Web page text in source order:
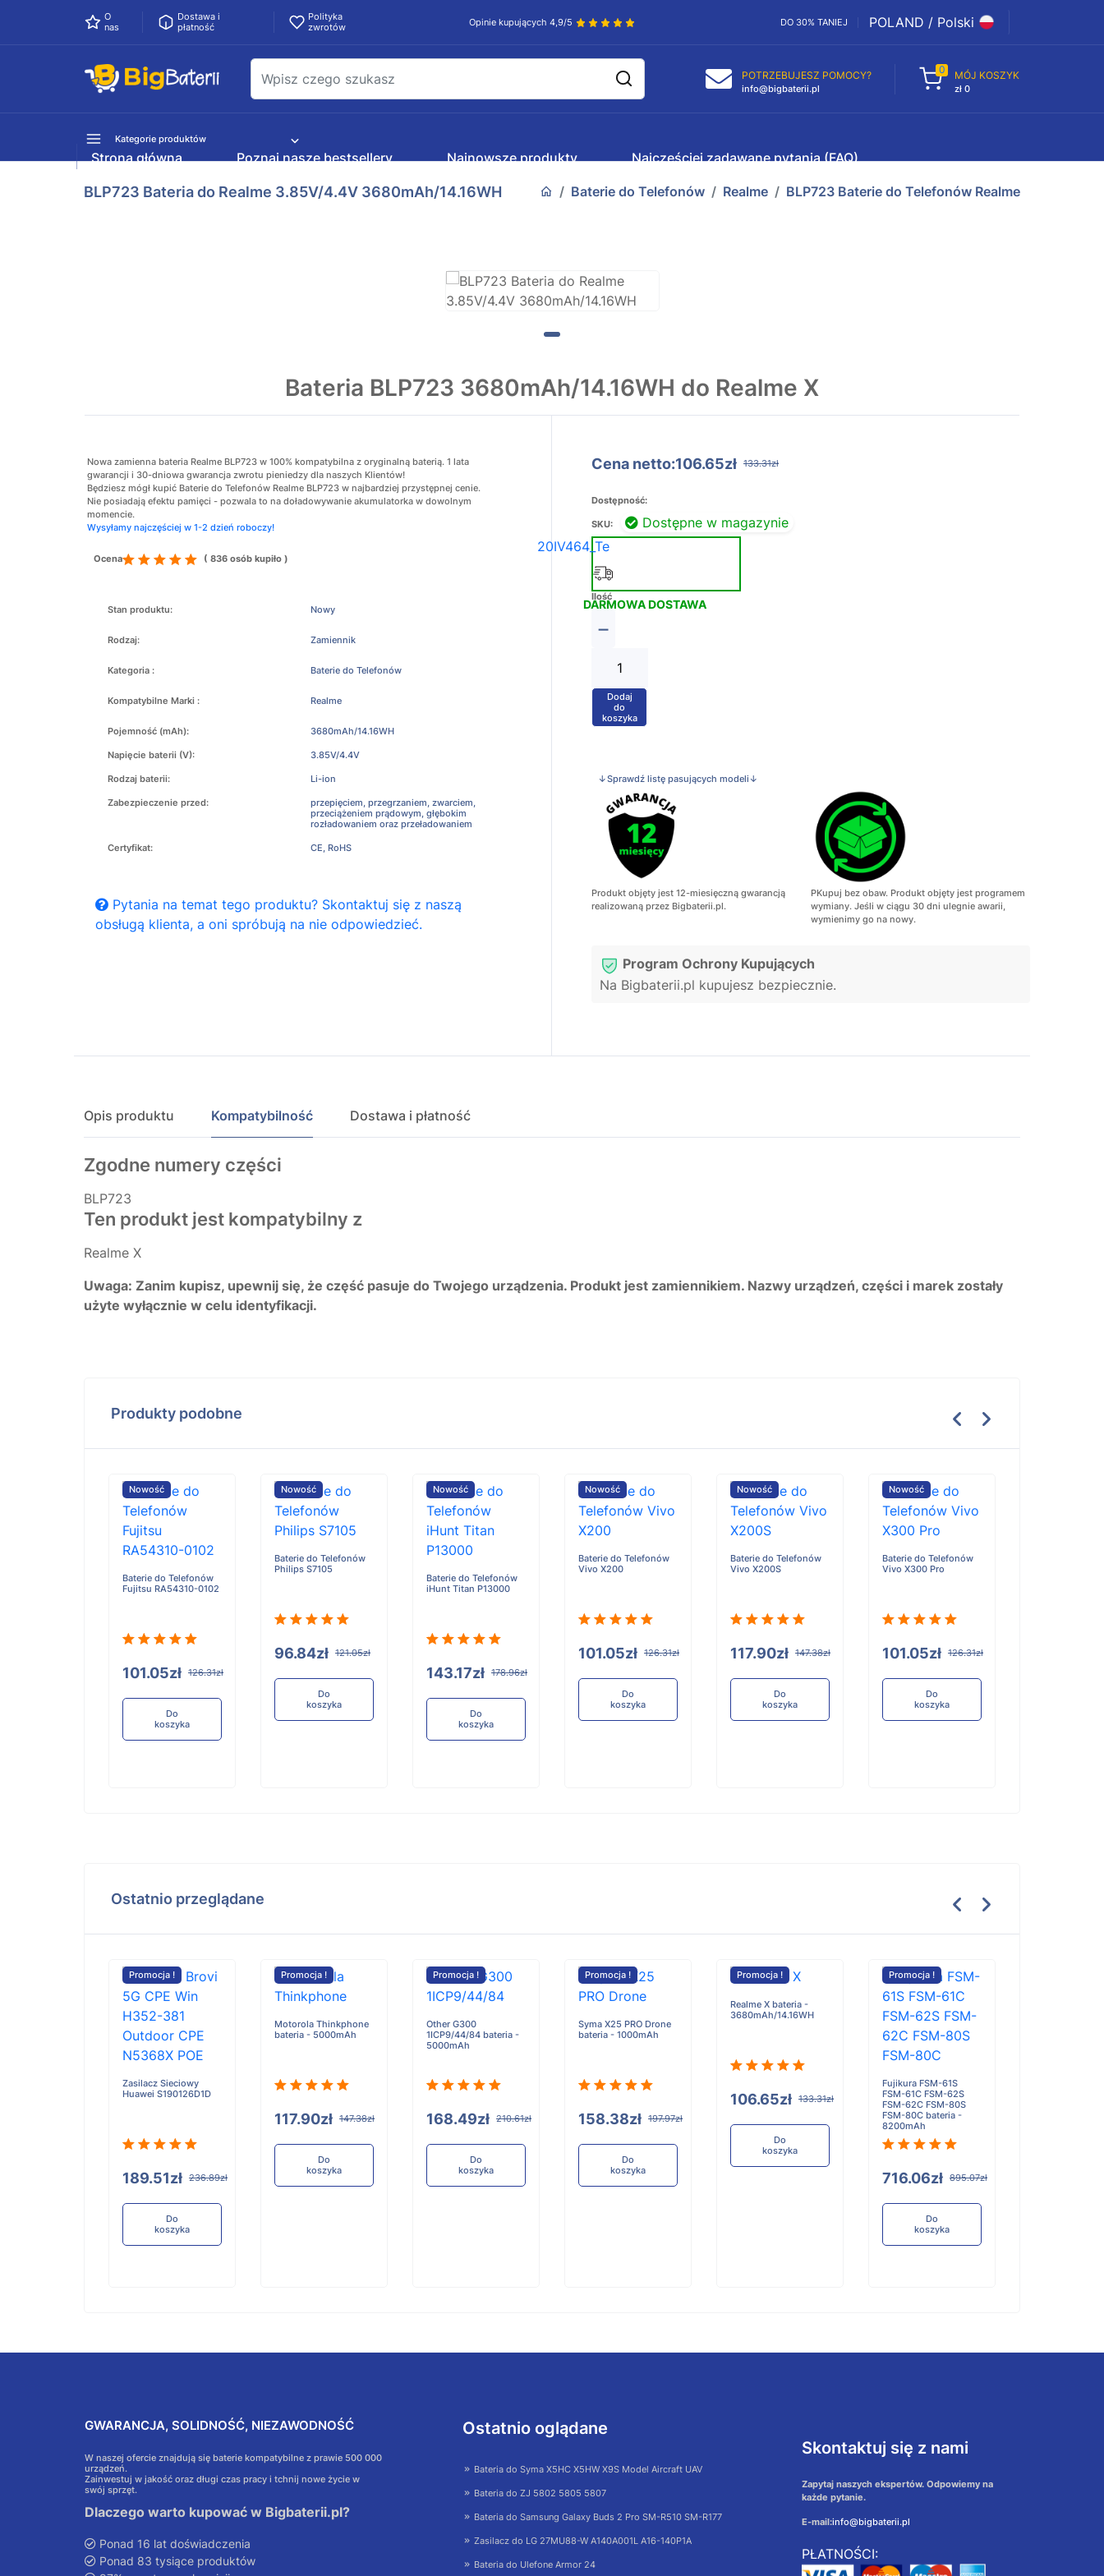
O
nas
Dostawa i
płatność
Polityka
zwrotów
Opinie kupujących 4,9/5 DO 30% TANIEJ POLAND / Polski
POTRZEBUJESZ POMOCY?
info@bigbaterii.pl
0 MÓJ KOSZYK
zł 0
Kategorie produktów
Strona główna Poznaj nasze bestsellery Najnowsze produkty Najczęściej zadawane pytania (FAQ)
BLP723 Bateria do Realme 3.85V/4.4V 3680mAh/14.16WH Baterie do Telefonów Realme BLP723 Baterie do Telefonów Realme
Bateria BLP723 3680mAh/14.16WH do Realme X
Nowa zamienna bateria Realme BLP723 w 100% kompatybilna z oryginalną baterią. 1 lata
gwarancji i 30-dniowa gwarancja zwrotu pieniedzy dla naszych Klientów!
Będziesz mógł kupić Baterie do Telefonów Realme BLP723 w najbardziej przystępnej cenie.
Nie posiadają efektu pamięci - pozwala to na doładowywanie akumulatorka w dowolnym
momencie.
Wysyłamy najczęściej w 1-2 dzień roboczy!
Ocena ( 836 osób kupiło )
Stan produktu: Nowy
Rodzaj: Zamiennik
Kategoria : Baterie do Telefonów
Kompatybilne Marki : Realme
Pojemność (mAh): 3680mAh/14.16WH
Napięcie baterii (V): 3.85V/4.4V
Rodzaj baterii: Li-ion
Zabezpieczenie przed:
przepięciem, przegrzaniem, zwarciem,
przeciążeniem prądowym, głębokim
rozładowaniem oraz przeładowaniem
Certyfikat: CE, RoHS
Pytania na temat tego produktu? Skontaktuj się z naszą
obsługą klienta, a oni spróbują na nie odpowiedzieć.
Cena netto:106.65zł 133.31zł
Dostępność:
Dostępne w magazynie
SKU:
20IV464_Te
DARMOWA DOSTAWA
Ilość
−
+
Dodaj
do
koszyka
↓Sprawdź listę pasujących modeli↓
Produkt objęty jest 12-miesięczną gwarancją
realizowaną przez Bigbaterii.pl.
PKupuj bez obaw. Produkt objęty jest programem
wymiany. Jeśli w ciągu 30 dni ulegnie awarii,
wymienimy go na nowy.
Program Ochrony Kupujących
Na Bigbaterii.pl kupujesz bezpiecznie.
Opis produktu Kompatybilność Dostawa i płatność
Zgodne numery części
BLP723
Ten produkt jest kompatybilny z
Realme X
Uwaga: Zanim kupisz, upewnij się, że część pasuje do Twojego urządzenia. Produkt jest zamiennikiem. Nazwy urządzeń, części i marek zostały
użyte wyłącznie w celu identyfikacji.
Produkty podobne
Nowość
Baterie do Telefonów
Fujitsu RA54310-0102
101.05zł 126.31zł
Do
koszyka
Nowość
Baterie do Telefonów
Philips S7105
96.84zł 121.05zł
Do
koszyka
Nowość
Baterie do Telefonów
iHunt Titan P13000
143.17zł 178.96zł
Do
koszyka
Nowość
Baterie do Telefonów
Vivo X200
101.05zł 126.31zł
Do
koszyka
Nowość
Baterie do Telefonów
Vivo X200S
117.90zł 147.38zł
Do
koszyka
Nowość
Baterie do Telefonów
Vivo X300 Pro
101.05zł 126.31zł
Do
koszyka
Ostatnio przeglądane
Promocja !
Zasilacz Sieciowy
Huawei S190126D1D
189.51zł 236.89zł
Do
koszyka
Promocja !
Motorola Thinkphone
bateria - 5000mAh
117.90zł 147.38zł
Do
koszyka
Promocja !
Other G300
1ICP9/44/84 bateria -
5000mAh
168.49zł 210.61zł
Do
koszyka
Promocja !
Syma X25 PRO Drone
bateria - 1000mAh
158.38zł 197.97zł
Do
koszyka
Promocja !
Realme X bateria -
3680mAh/14.16WH
106.65zł 133.31zł
Do
koszyka
Promocja !
Fujikura FSM-61S
FSM-61C FSM-62S
FSM-62C FSM-80S
FSM-80C bateria -
8200mAh
716.06zł 895.07zł
Do
koszyka
GWARANCJA, SOLIDNOŚĆ, NIEZAWODNOŚĆ
W naszej ofercie znajdują się baterie kompatybilne z prawie 500 000
urządzeń.
Zainwestuj w jakość oraz długi czas pracy i tchnij nowe życie w
swój sprzęt.
Dlaczego warto kupować w Bigbaterii.pl?
Ponad 16 lat doświadczenia
Ponad 83 tysiące produktów
Ostatnio oglądane
Bateria do Syma X5HC X5HW X9S Model Aircraft UAV
Bateria do ZJ 5802 5805 5807
Bateria do Samsung Galaxy Buds 2 Pro SM-R510 SM-R177
Zasilacz do LG 27MU88-W A140A001L A16-140P1A
Bateria do Ulefone Armor 24
Skontaktuj się z nami
Zapytaj naszych ekspertów. Odpowiemy na
każde pytanie.
E-mail:info@bigbaterii.pl
PŁATNOŚCI: